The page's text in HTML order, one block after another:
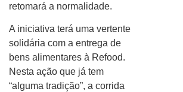
retomará a normalidade.
A iniciativa terá uma vertente
solidária com a entrega de
bens alimentares à Refood.
Nesta ação que já tem
“alguma tradição”, a corrida